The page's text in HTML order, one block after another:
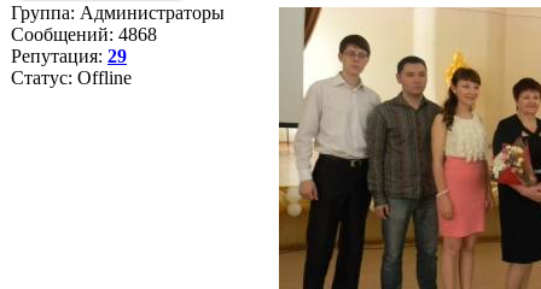
Группа: Администраторы
Сообщений: 4868
Репутация: 29
Статус: Offline